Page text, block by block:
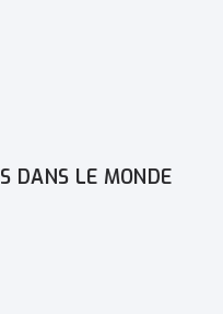
DANS LE MONDE